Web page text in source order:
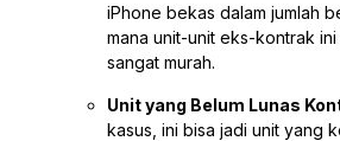
iPhone bekas dalam jumlah
mana unit-unit eks-kontrak
sangat murah.
Unit yang Belum Lunas
kasus, ini bisa jadi unit yang